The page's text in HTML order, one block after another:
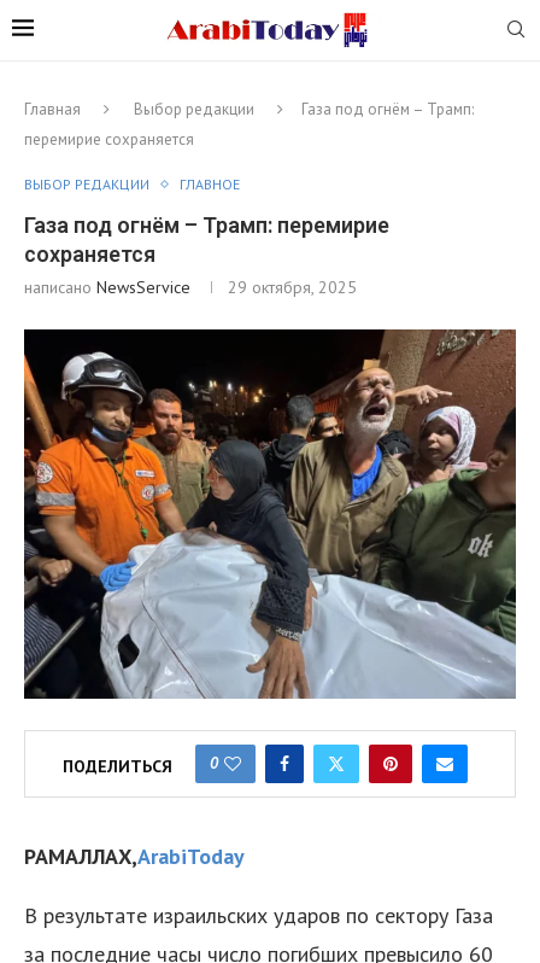
Главная Выбор редакции
Газа под огнём – Трамп:
перемирие сохраняется
ВЫБОР РЕДАКЦИИ ГЛАВНОЕ
Газа под огнём – Трамп: перемирие
сохраняется
написано NewsService 29 октября, 2025
ПОДЕЛИТЬСЯ 0
РАМАЛЛАХ,ArabiToday
В результате израильских ударов по сектору Газа
за последние часы число погибших превысило 60